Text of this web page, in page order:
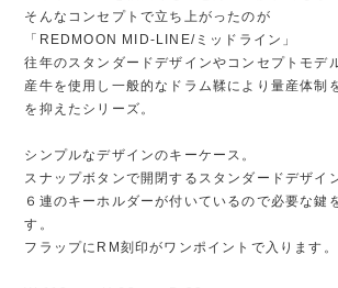
そんなコンセプトで立ち上がったのが
「REDMOON MID-LINE/ミッドライン」
往年のスタンダードデザインやコンセプトモデ
産牛を使用し一般的なドラム鞣により量産体制
を抑えたシリーズ。
シンプルなデザインのキーケース。
スナップボタンで開閉するスタンダードデザイ
６連のキーホルダーが付いているので必要な鍵
す。
フラップにRM刻印がワンポイントで入ります。